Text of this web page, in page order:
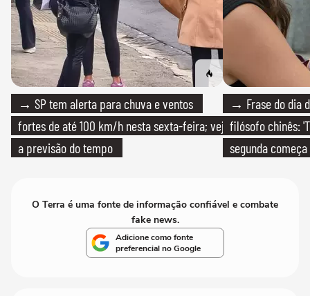
→ SP tem alerta para chuva e ventos
fortes de até 100 km/h nesta sexta-feira; veja
a previsão do tempo
→ Frase do dia
filósofo chinês:
segunda
O Terra é uma fonte de informação confiável e combate
fake news.
Adicione como fonte
preferencial no Google